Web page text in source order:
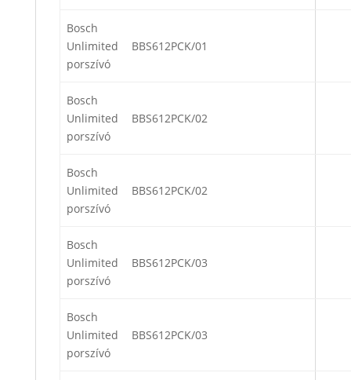
Bosch
Unlimited
porszívó
BBS612PCK/01
Bosch
Unlimited
porszívó
BBS612PCK/02
Bosch
Unlimited
porszívó
BBS612PCK/02
Bosch
Unlimited
porszívó
BBS612PCK/03
Bosch
Unlimited
porszívó
BBS612PCK/03